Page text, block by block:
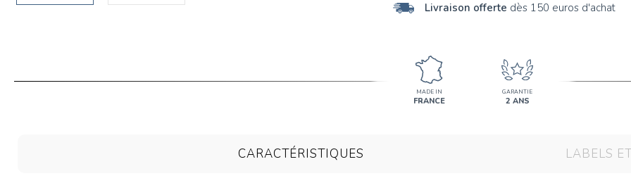
Livraison offerte dès 150 euros d'achat
MADE IN
FRANCE
GARANTIE
2 ANS
CARACTÉRISTIQUES LABELS